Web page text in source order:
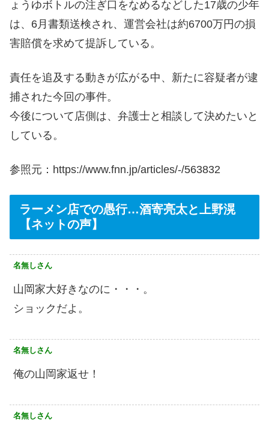
ょうゆボトルの注ぎ口をなめるなどした17歳の少年
は、6月書類送検され、運営会社は約6700万円の損
害賠償を求めて提訴している。
責任を追及する動きが広がる中、新たに容疑者が逮
捕された今回の事件。
今後について店側は、弁護士と相談して決めたいと
している。
参照元：https://www.fnn.jp/articles/-/563832
ラーメン店での愚行…酒寄亮太と上野滉
【ネットの声】
名無しさん
山岡家大好きなのに・・・。
ショックだよ。
名無しさん
俺の山岡家返せ！
名無しさん